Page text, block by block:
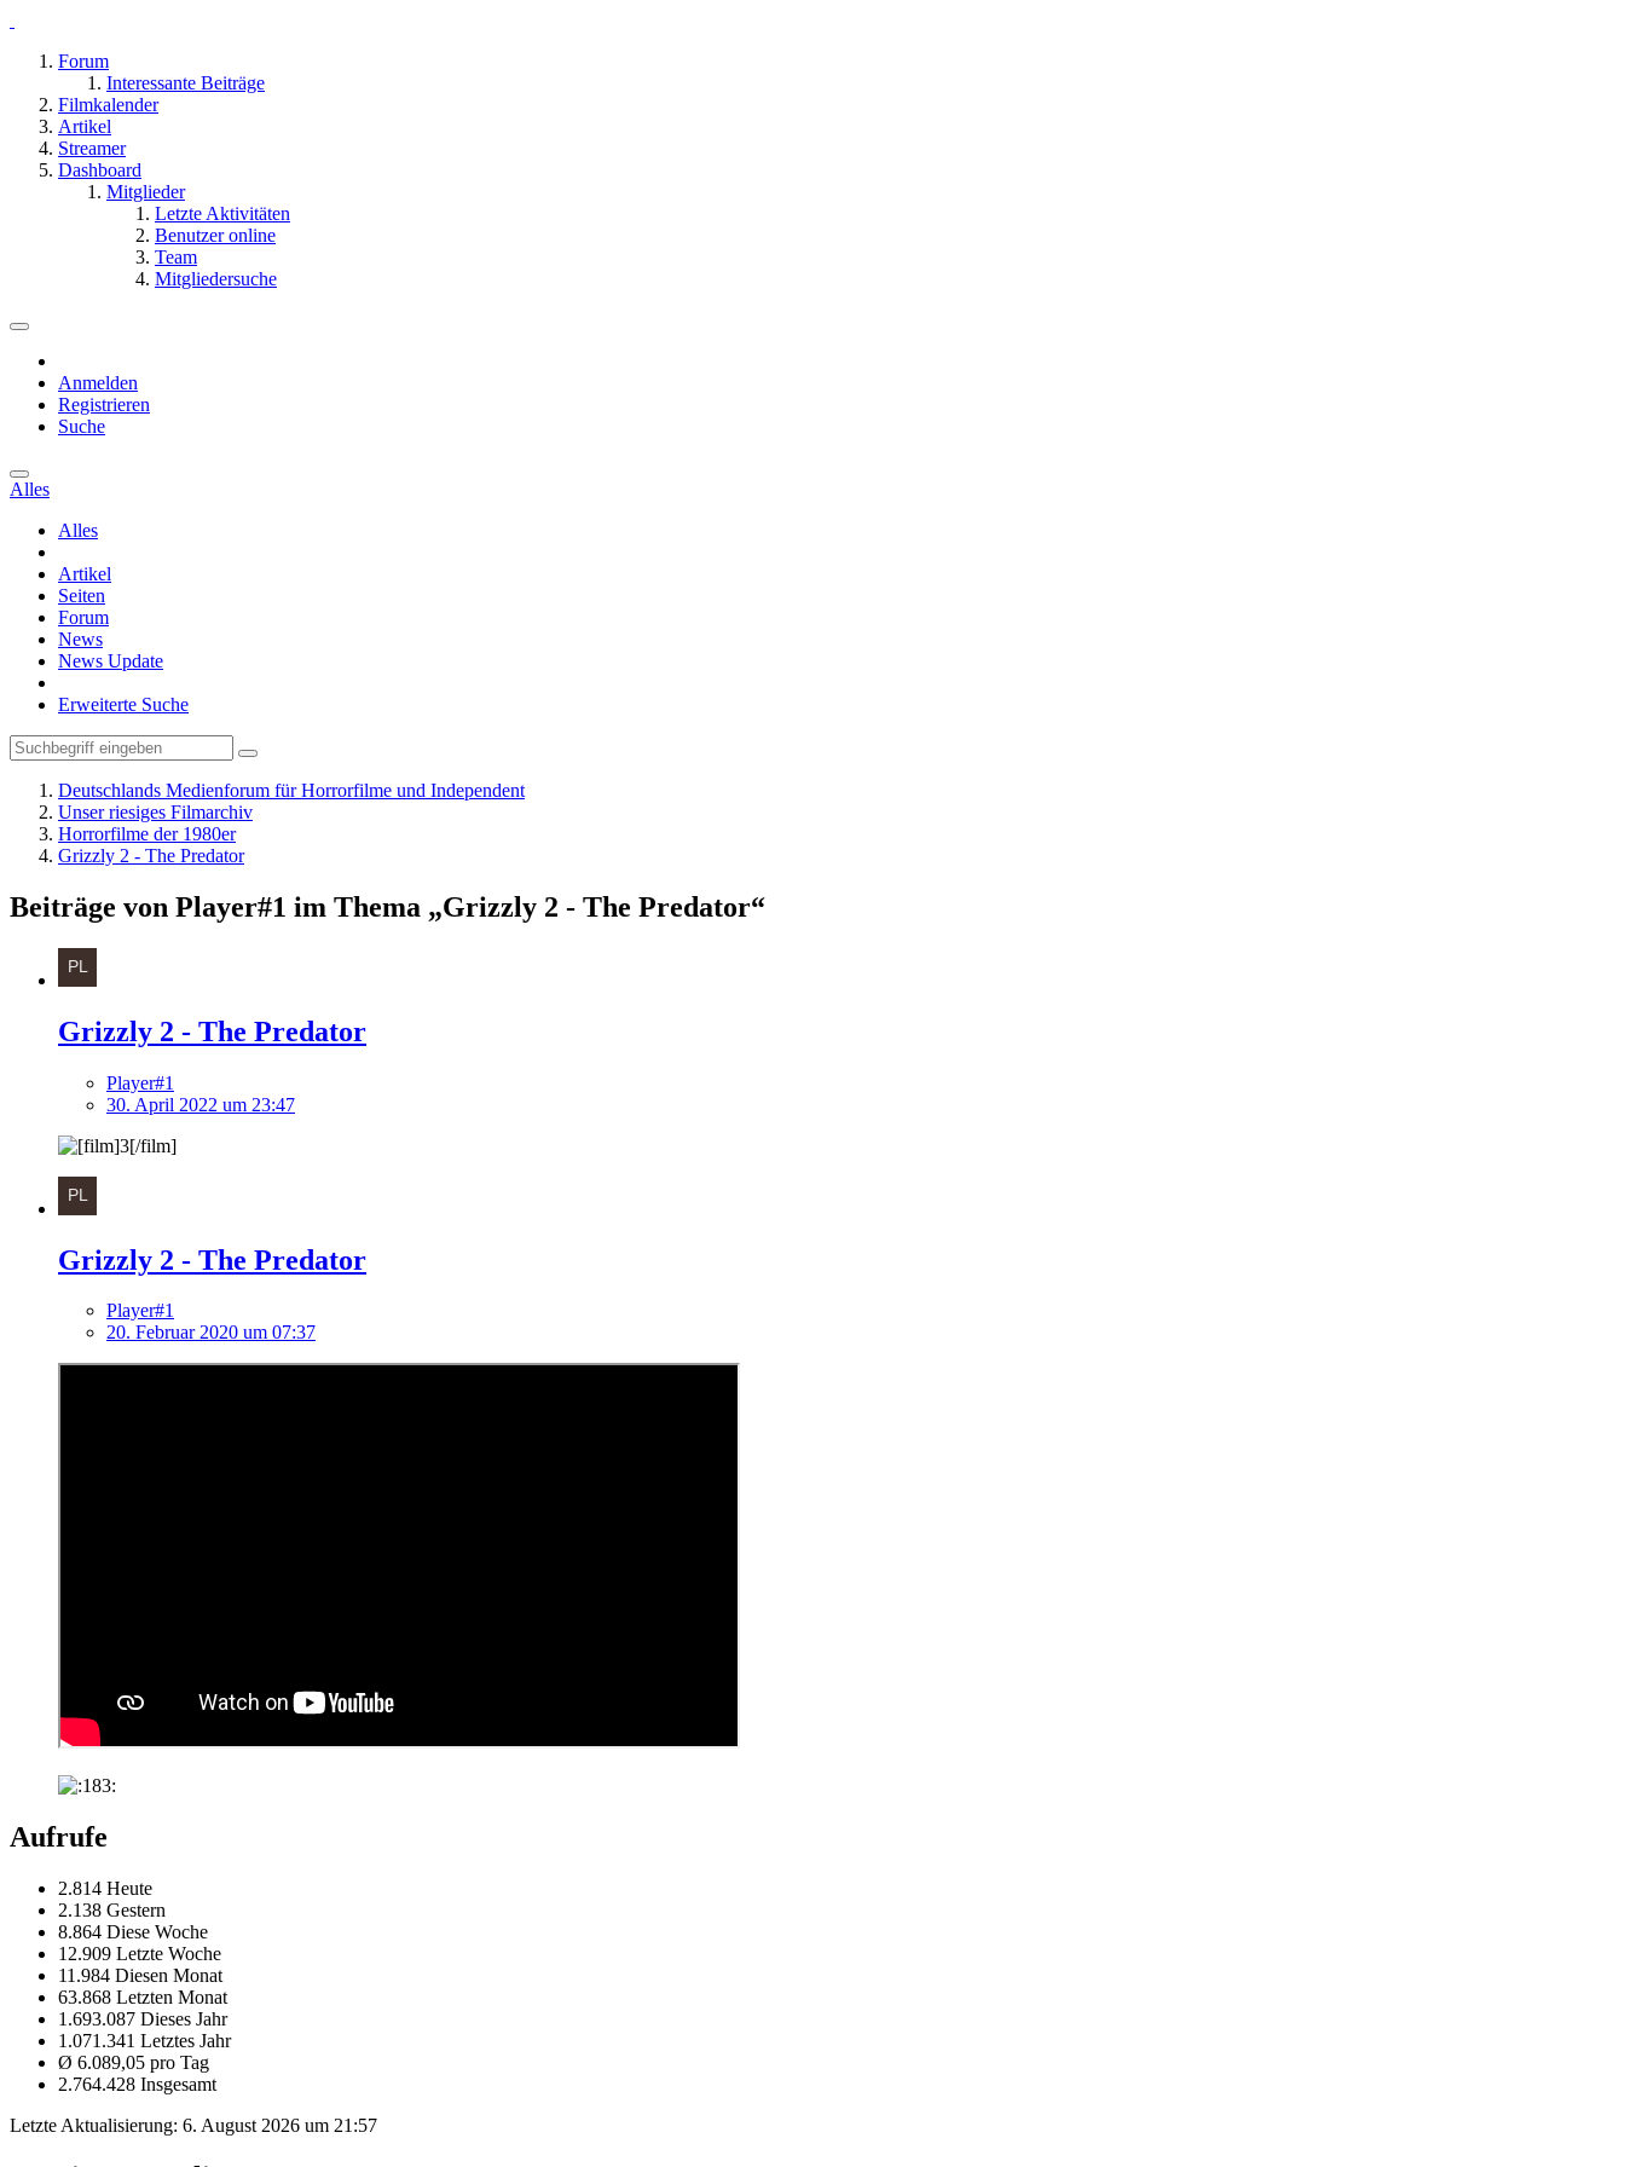
Forum
Interessante Beiträge
Filmkalender
Artikel
Streamer
Dashboard
Mitglieder
Letzte Aktivitäten
Benutzer online
Team
Mitgliedersuche
Anmelden
Registrieren
Suche
Alles
Alles
Artikel
Seiten
Forum
News
News Update
Erweiterte Suche
Deutschlands Medienforum für Horrorfilme und Independent
Unser riesiges Filmarchiv
Horrorfilme der 1980er
Grizzly 2 - The Predator
Beiträge von Player#1 im Thema „Grizzly 2 - The Predator“
Grizzly 2 - The Predator
Player#1
30. April 2022 um 23:47
Grizzly 2 - The Predator
Player#1
20. Februar 2020 um 07:37
Aufrufe
2.814 Heute
2.138 Gestern
8.864 Diese Woche
12.909 Letzte Woche
11.984 Diesen Monat
63.868 Letzten Monat
1.693.087 Dieses Jahr
1.071.341 Letztes Jahr
Ø 6.089,05 pro Tag
2.764.428 Insgesamt
Letzte Aktualisierung: 6. August 2026 um 21:57